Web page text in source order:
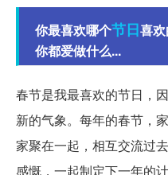
你最喜欢哪个节日喜
你都爱做什么...
春节是我最喜欢的节日，
新的气象。每年的春节，
家聚在一起，相互交流过
感慨，一起制定下一年的